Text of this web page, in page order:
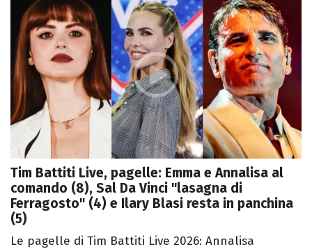
Tim Battiti Live, pagelle: Emma e Annalisa al
comando (8), Sal Da Vinci "lasagna di
Ferragosto" (4) e Ilary Blasi resta in panchina
(5)
Le pagelle di Tim Battiti Live 2026: Annalisa